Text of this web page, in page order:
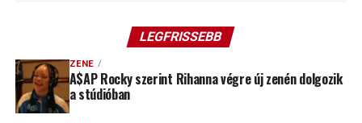
LEGFRISSEBB
ZENE
A$AP Rocky szerint Rihanna végre új zenén dolgozik
a stúdióban